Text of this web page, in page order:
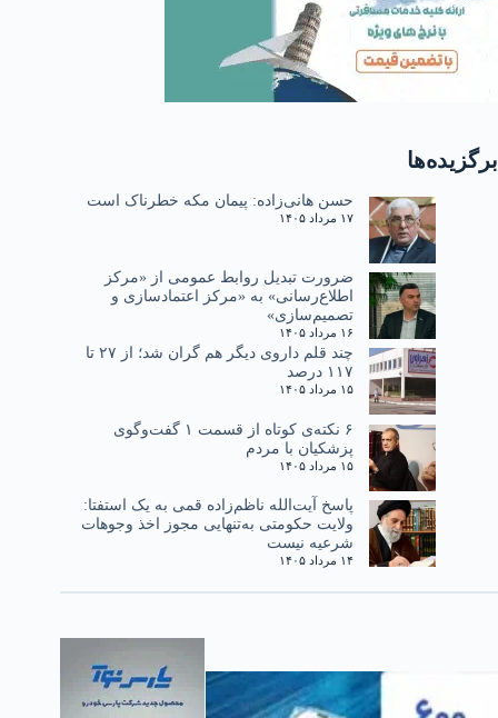
برگزیده‌ها
حسن هانی‌زاده: پیمان مکه خطرناک است
۱۷ مرداد ۱۴۰۵
ضرورت تبدیل روابط عمومی از «مرکز
اطلاع‌رسانی» به «مرکز اعتمادسازی و
تصمیم‌سازی»
۱۶ مرداد ۱۴۰۵
چند قلم داروی دیگر هم گران شد؛ از ۲۷ تا
۱۱۷ درصد
۱۵ مرداد ۱۴۰۵
۶ نکته‌ی کوتاه از قسمت ۱ گفت‌وگوی
پزشکیان با مردم
۱۵ مرداد ۱۴۰۵
پاسخ آیت‌الله ناظم‌زاده قمی به یک استفتا:
ولایت حکومتی به‌تنهایی مجوز اخذ وجوهات
شرعیه نیست
۱۴ مرداد ۱۴۰۵